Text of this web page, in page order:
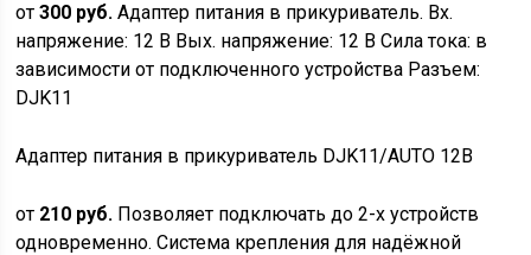
от300 руб. Адаптер питания в прикуриватель. Вх.
напряжение: 12 В Вых. напряжение: 12 В Сила тока: в
зависимости от подключенного устройства Разъем:
DJK11
Адаптер питания в прикуриватель DJK11/AUTO 12В
от 210 руб. Позволяет подключать до 2-х устройств
одновременно. Система крепления для надёжной